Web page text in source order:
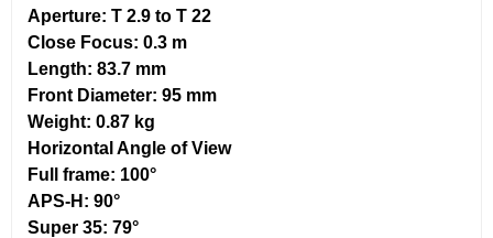
Aperture: T 2.9 to T 22
Close Focus: 0.3 m
Length: 83.7 mm
Front Diameter: 95 mm
Weight: 0.87 kg
Horizontal Angle of View
Full frame: 100°
APS-H: 90°
Super 35: 79°